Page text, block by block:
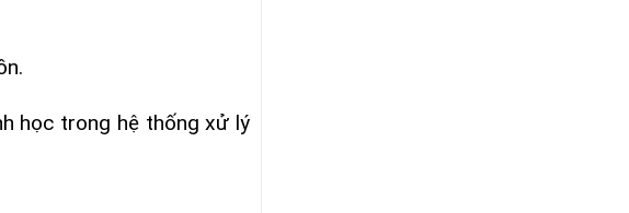
học trong hệ thống xử lý